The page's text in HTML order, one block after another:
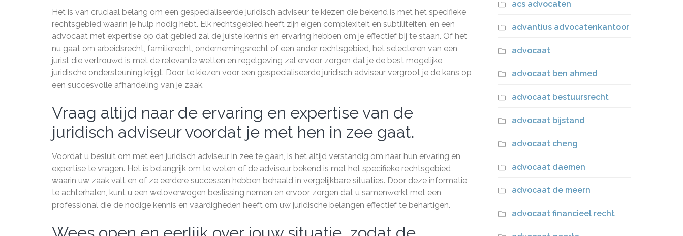
Het is van cruciaal belang om een gespecialiseerde juridisch adviseur te kiezen die bekend is met het specifieke
rechtsgebied waarin je hulp nodig hebt. Elk rechtsgebied heeft zijn eigen complexiteit en subtiliteiten, en een
advocaat met expertise op dat gebied zal de juiste kennis en ervaring hebben om je effectief bij te staan. Of het
nu gaat om arbeidsrecht, familierecht, ondernemingsrecht of een ander rechtsgebied, het selecteren van een
jurist die vertrouwd is met de relevante wetten en regelgeving zal ervoor zorgen dat je de best mogelijke
juridische ondersteuning krijgt. Door te kiezen voor een gespecialiseerde juridisch adviseur vergroot je de kans op
een succesvolle afhandeling van je zaak.
Vraag altijd naar de ervaring en expertise van de
juridisch adviseur voordat je met hen in zee gaat.
Voordat u besluit om met een juridisch adviseur in zee te gaan, is het altijd verstandig om naar hun ervaring en
expertise te vragen. Het is belangrijk om te weten of de adviseur bekend is met het specifieke rechtsgebied
waarin uw zaak valt en of ze eerdere successen hebben behaald in vergelijkbare situaties. Door deze informatie
te achterhalen, kunt u een weloverwogen beslissing nemen en ervoor zorgen dat u samenwerkt met een
professional die de nodige kennis en vaardigheden heeft om uw juridische belangen effectief te behartigen.
acs advocaten
advantius advocatenkantoor
advocaat
advocaat ben ahmed
advocaat bestuursrecht
advocaat bijstand
advocaat cheng
advocaat daemen
advocaat de meern
advocaat financieel recht